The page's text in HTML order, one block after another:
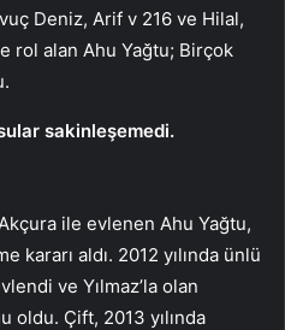
Deniz, Arif v 216 ve Hilal,
rol alan Ahu Yağtu; Birçok
sakinleşemedi.
ile evlenen Ahu Yağtu,
kararı aldı. 2012 yılında ünlü
ve Yılmaz’la olan
Çift, 2013 yılında